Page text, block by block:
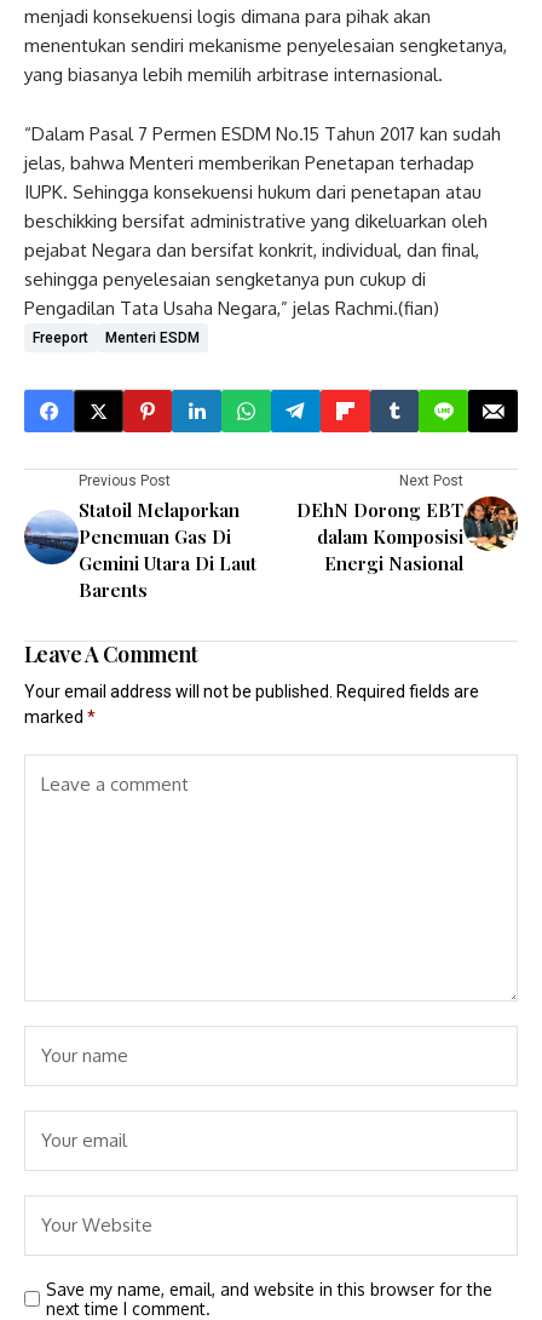
menjadi konsekuensi logis dimana para pihak akan
menentukan sendiri mekanisme penyelesaian sengketanya,
yang biasanya lebih memilih arbitrase internasional.
“Dalam Pasal 7 Permen ESDM No.15 Tahun 2017 kan sudah
jelas, bahwa Menteri memberikan Penetapan terhadap
IUPK. Sehingga konsekuensi hukum dari penetapan atau
beschikking bersifat administrative yang dikeluarkan oleh
pejabat Negara dan bersifat konkrit, individual, dan final,
sehingga penyelesaian sengketanya pun cukup di
Pengadilan Tata Usaha Negara,” jelas Rachmi.(fian)
Freeport Menteri ESDM
Previous Post
Statoil Melaporkan
Penemuan Gas Di
Gemini Utara Di Laut
Barents
Next Post
DEhN Dorong EBT
dalam Komposisi
Energi Nasional
Leave A Comment
Your email address will not be published.
Required fields are
marked *
Save my name, email, and website in this browser for the
next time I comment.